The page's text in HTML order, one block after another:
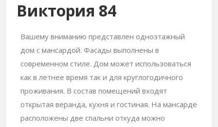
Виктория 84
Вашему вниманию представлен одноэтажный
дом с мансардой. Фасады выполнены в
современном стиле. Дом может использоваться
как в летнее время так и для круглогодичного
проживания. В состав помещений входят
открытая веранда, кухня и гостиная. На мансарде
расположены две спальни откуда можно